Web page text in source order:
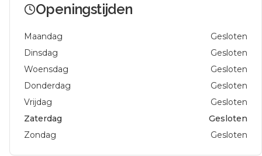
Openingstijden
Maandag
Gesloten
Dinsdag
Gesloten
Woensdag
Gesloten
Donderdag
Gesloten
Vrijdag
Gesloten
Zaterdag
Gesloten
Zondag
Gesloten